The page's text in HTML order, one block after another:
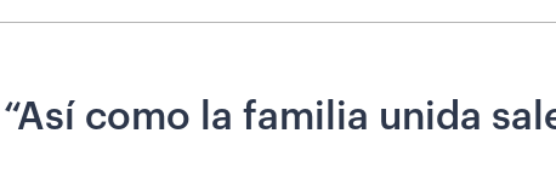
como la familia unida